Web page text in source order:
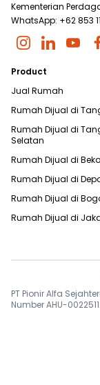
Kementerian
WhatsApp: +62 853
Product
Jual Rumah
Rumah Dijual di
Rumah Dijual di
Selatan
Rumah Dijual di
Rumah Dijual di
Rumah Dijual di
Rumah Dijual di
PT Pionir Alfa
Number AHU-